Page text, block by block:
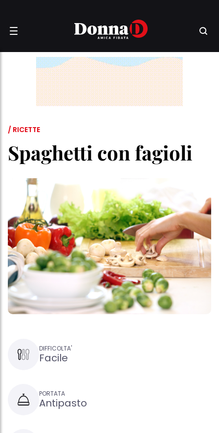
/ RICETTE
Spaghetti con fagioli
DIFFICOLTA'
Facile
PORTATA
Antipasto